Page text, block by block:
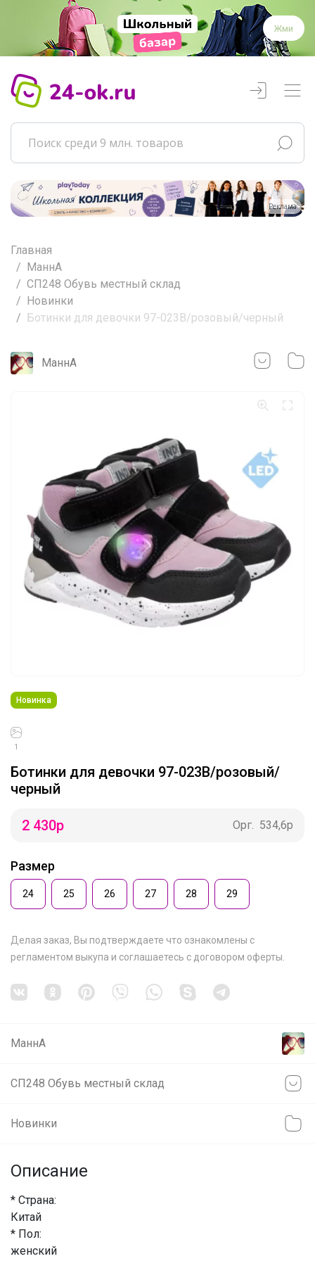
Жми
Реклама
Главная
МаннА
СП248 Обувь местный склад
Новинки
Ботинки для девочки 97-023B/розовый/черный
МаннА
Новинка
1
Ботинки для девочки 97-023B/розовый/
черный
2 430р Орг. 534,6р
Размер
24 25 26 27 28 29
Делая заказ, Вы подтверждаете что ознакомлены с
регламентом выкупа и соглашаетесь с договором оферты
МаннА
СП248 Обувь местный склад
Новинки
Описание
* Страна:
Китай
* Пол:
женский